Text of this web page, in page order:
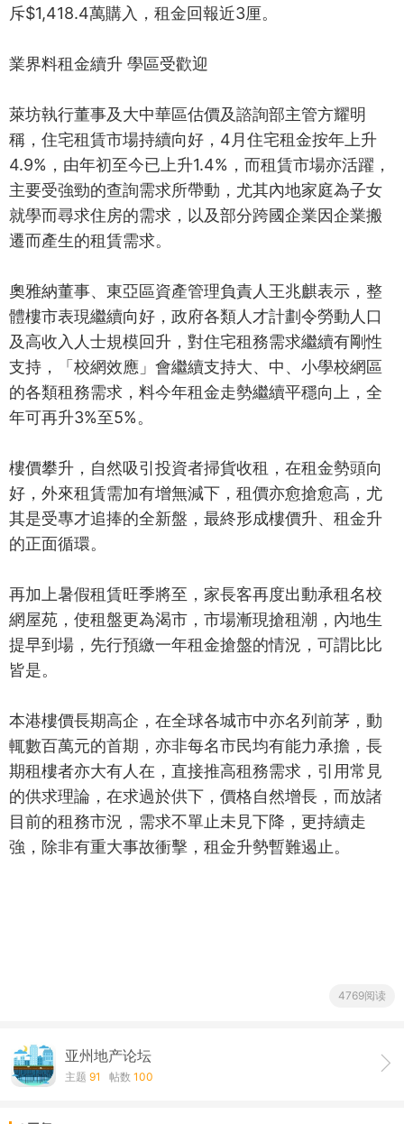
斥$1,418.4萬購入，租金回報近3厘。
業界料租金續升 學區受歡迎
萊坊執行董事及大中華區估價及諮詢部主管方耀明
稱，住宅租賃市場持續向好，4月住宅租金按年上升
4.9%，由年初至今已上升1.4%，而租賃市場亦活躍，
主要受強勁的查詢需求所帶動，尤其內地家庭為子女
就學而尋求住房的需求，以及部分跨國企業因企業搬
遷而產生的租賃需求。
奧雅納董事、東亞區資產管理負責人王兆麒表示，整
體樓市表現繼續向好，政府各類人才計劃令勞動人口
及高收入人士規模回升，對住宅租務需求繼續有剛性
支持，「校網效應」會繼續支持大、中、小學校網區
的各類租務需求，料今年租金走勢繼續平穩向上，全
年可再升3%至5%。
樓價攀升，自然吸引投資者掃貨收租，在租金勢頭向
好，外來租賃需加有增無減下，租價亦愈搶愈高，尤
其是受專才追捧的全新盤，最終形成樓價升、租金升
的正面循環。
再加上暑假租賃旺季將至，家長客再度出動承租名校
網屋苑，使租盤更為渴市，市場漸現搶租潮，內地生
提早到場，先行預繳一年租金搶盤的情況，可謂比比
皆是。
本港樓價長期高企，在全球各城市中亦名列前茅，動
輒數百萬元的首期，亦非每名市民均有能力承擔，長
期租樓者亦大有人在，直接推高租務需求，引用常見
的供求理論，在求過於供下，價格自然增長，而放諸
目前的租務市況，需求不單止未見下降，更持續走
強，除非有重大事故衝擊，租金升勢暫難遏止。
4769阅读
亚州地产论坛
主题 91 帖数 100